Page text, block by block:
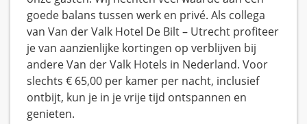
goede balans tussen werk en privé. Als collega
van Van der Valk Hotel De Bilt – Utrecht profiteer
je van aanzienlijke kortingen op verblijven bij
andere Van der Valk Hotels in Nederland. Voor
slechts € 65,00 per kamer per nacht, inclusief
ontbijt, kun je in je vrije tijd ontspannen en
genieten.